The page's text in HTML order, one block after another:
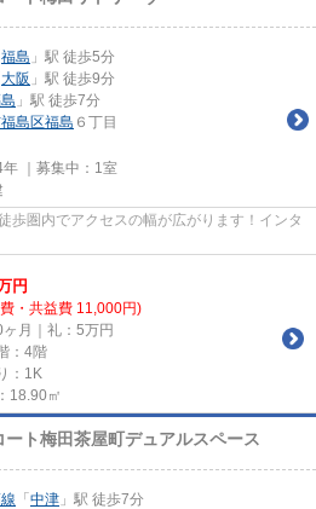
福島 」駅 徒歩5分
大阪 」駅 徒歩9分
」駅 徒歩7分
島区福島 ６丁目
｜募集中： 1室
歩圏内でアクセスの幅が広がります！インタ
円
・共益費 11,000円)
ヶ月｜礼：5万円
：4階
：1K
18.90㎡
ート梅田茶屋町デュアルスペース
「 中津 」駅 徒歩7分